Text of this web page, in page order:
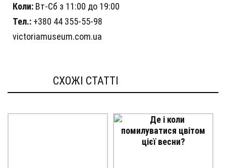
Коли: Вт-Сб з 11:00 до 19:00
Тел.: +380 44 355-55-98
victoriamuseum.com.ua
СХОЖІ СТАТТI